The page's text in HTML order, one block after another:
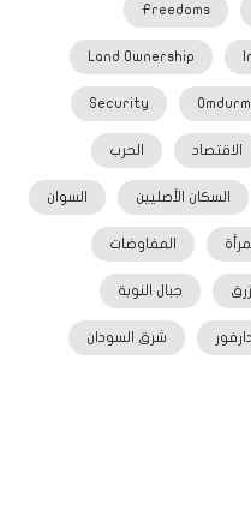
Freedoms
Land Ownership
Security
الاقتصاد الحرب
السكان الأصليين السوان
المرأة المفاوضات
جبال النوبة
دارفور شرق السودان